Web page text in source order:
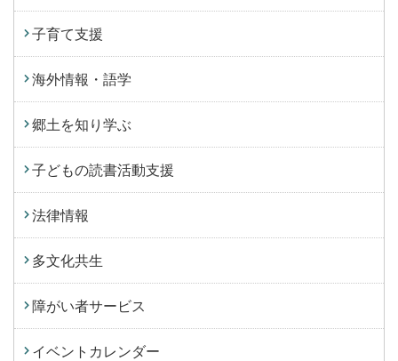
子育て支援
海外情報・語学
郷土を知り学ぶ
子どもの読書活動支援
法律情報
多文化共生
障がい者サービス
イベントカレンダー